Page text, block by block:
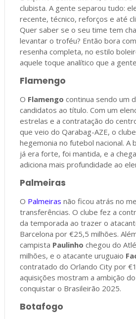
clubista. A gente separou tudo:
recente, técnico, reforços e até
Quer saber se o seu time tem
levantar o troféu? Então bora
resenha completa, no estilo
aquele toque analítico que a
Flamengo
O Flamengo continua sendo um
candidatos ao título. Com um
estrelas e a contratação do
que veio do Qarabag-AZE, o
hegemonia no futebol nacional. A
já era forte, foi mantida, e a
adiciona mais profundidade ao
Palmeiras
O Palmeiras não ficou atrás no
transferências. O clube fez a
da temporada ao trazer o
Barcelona por €25,5 milhões.
campista Paulinho chegou do
milhões, e o atacante uruguaio
contratado do Orlando City por
aquisições mostram a ambição
conquistar o Brasileirão 2025.
Botafogo